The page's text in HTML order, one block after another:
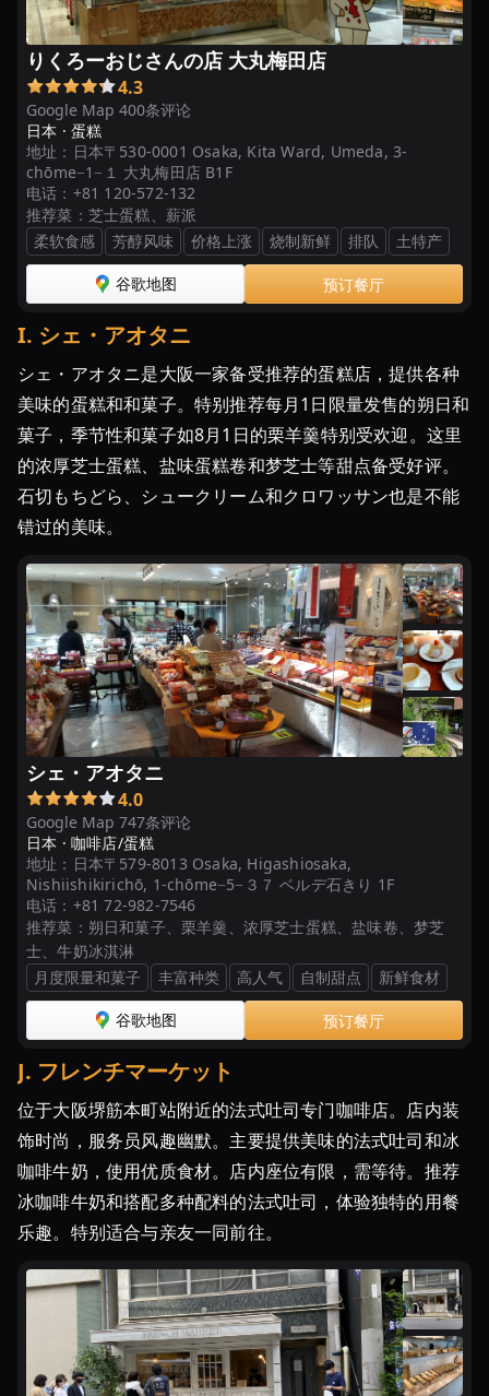
りくろーおじさんの店 大丸梅田店
Google Map 400条评论
4.3
日本 · 蛋糕
地址： 日本〒530-0001 Osaka, Kita Ward, Umeda, 3-
chōme−1−１ 大丸梅田店 B1F
电话： +81 120-572-132
推荐菜： 芝士蛋糕、薪派
柔软食感
芳醇风味 价格上涨 烧制新鲜 排队 土特产
谷歌地图 预订餐厅
I. シェ・アオタニ
シェ・アオタニ是大阪一家备受推荐的蛋糕店，提供各种
美味的蛋糕和和菓子。特别推荐每月1日限量发售的朔日和
菓子，季节性和菓子如8月1日的栗羊羹特别受欢迎。这里
的浓厚芝士蛋糕、盐味蛋糕卷和梦芝士等甜点备受好评。
石切もちどら、シュークリーム和クロワッサン也是不能
错过的美味。
シェ・アオタニ
Google Map 747条评论
4.0
日本 · 咖啡店/蛋糕
地址： 日本〒579-8013 Osaka, Higashiosaka,
Nishiishikirichō, 1-chōme−5−３７ ベルデ石きり 1F
电话： +81 72-982-7546
推荐菜： 朔日和菓子、栗羊羹、浓厚芝士蛋糕、盐味卷、梦芝
士、牛奶冰淇淋
月度限量和菓子
丰富种类 高人气 自制甜点 新鲜食材
谷歌地图 预订餐厅
J. フレンチマーケット
位于大阪堺筋本町站附近的法式吐司专门咖啡店。店内装
饰时尚，服务员风趣幽默。主要提供美味的法式吐司和冰
咖啡牛奶，使用优质食材。店内座位有限，需等待。推荐
冰咖啡牛奶和搭配多种配料的法式吐司，体验独特的用餐
乐趣。特别适合与亲友一同前往。